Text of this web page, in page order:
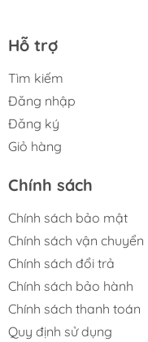
Hỗ trợ
Tìm kiếm
Đăng nhập
Đăng ký
Giỏ hàng
Chính sách
Chính sách bảo mật
Chính sách vận chuyển
Chính sách đổi trả
Chính sách bảo hành
Chính sách thanh toán
Quy định sử dụng